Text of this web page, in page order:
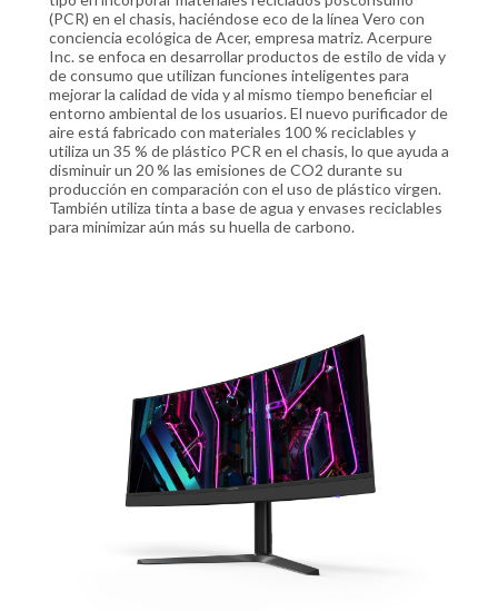
(PCR) en el chasis, haciéndose eco de la línea Vero con
conciencia ecológica de Acer, empresa matriz. Acerpure
Inc. se enfoca en desarrollar productos de estilo de vida y
de consumo que utilizan funciones inteligentes para
mejorar la calidad de vida y al mismo tiempo beneficiar el
entorno ambiental de los usuarios. El nuevo purificador de
aire está fabricado con materiales 100 % reciclables y
utiliza un 35 % de plástico PCR en el chasis, lo que ayuda a
disminuir un 20 % las emisiones de CO2 durante su
producción en comparación con el uso de plástico virgen.
También utiliza tinta a base de agua y envases reciclables
para minimizar aún más su huella de carbono.